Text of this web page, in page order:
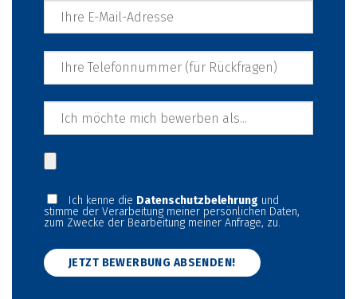
Ich kenne die Datenschutzbelehrung und
stimme der Verarbeitung meiner persönlichen Daten,
zum Zwecke der Bearbeitung meiner Anfrage, zu.